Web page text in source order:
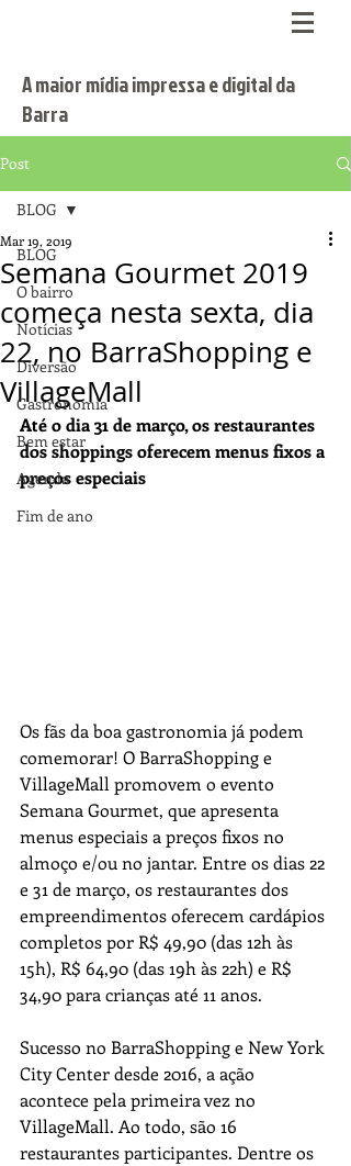
A maior mídia impressa e digital da
Barra
Post
BLOG
O bairro
Notícias
Diversão
Gastronomia
Bem estar
Agenda
Fim de ano
BLOG
Semana Gourmet 2019
começa nesta sexta, dia
22, no BarraShopping e
VillageMall
Mar 19, 2019
Até o dia 31 de março, os restaurantes
dos shoppings oferecem menus fixos a
preços especiais
Os fãs da boa gastronomia já podem
comemorar! O BarraShopping e
VillageMall promovem o evento
Semana Gourmet, que apresenta
menus especiais a preços fixos no
almoço e/ou no jantar. Entre os dias 22
e 31 de março, os restaurantes dos
empreendimentos oferecem cardápios
completos por R$ 49,90 (das 12h às
15h), R$ 64,90 (das 19h às 22h) e R$
34,90 para crianças até 11 anos.
Sucesso no BarraShopping e New York
City Center desde 2016, a ação
acontece pela primeira vez no
VillageMall. Ao todo, são 16
restaurantes participantes. Dentre os